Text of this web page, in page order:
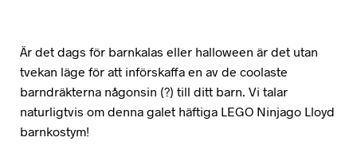
Är det dags för barnkalas eller halloween är det utan
tvekan läge för att införskaffa en av de coolaste
barndräkterna någonsin (?) till ditt barn. Vi talar
naturligtvis om denna galet häftiga LEGO Ninjago Lloyd
barnkostym!